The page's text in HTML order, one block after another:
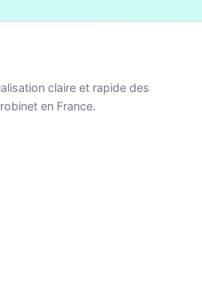
claire et rapide des
en France.